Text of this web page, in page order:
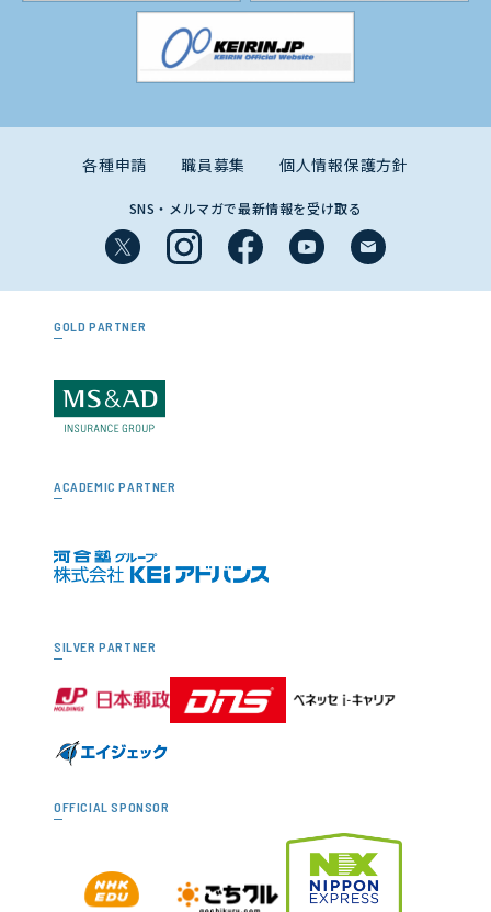
各種申請 職員募集 個人情報保護方針
SNS・メルマガで最新情報を受け取る
GOLD PARTNER
ACADEMIC PARTNER
SILVER PARTNER
OFFICIAL SPONSOR